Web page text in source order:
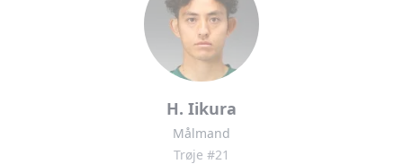
H. Iikura
Målmand
Trøje #21